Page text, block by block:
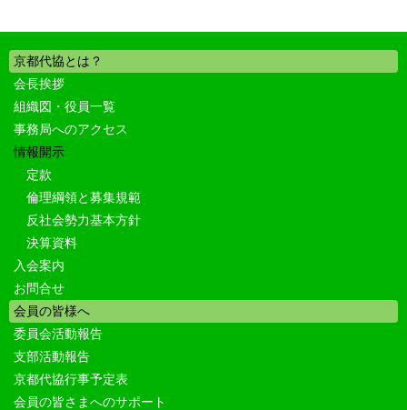
京都代協とは？
会長挨拶
組織図・役員一覧
事務局へのアクセス
情報開示
定款
倫理綱領と募集規範
反社会勢力基本方針
決算資料
入会案内
お問合せ
会員の皆様へ
委員会活動報告
支部活動報告
京都代協行事予定表
会員の皆さまへのサポート